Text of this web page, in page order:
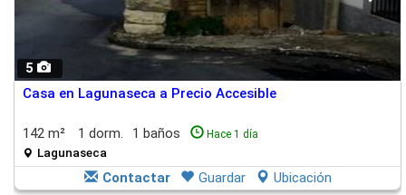
5
Casa en Lagunaseca a Precio Accesible
142 m² 1 dorm. 1 baños Hace 1 día
Lagunaseca
Contactar Guardar Ubicación